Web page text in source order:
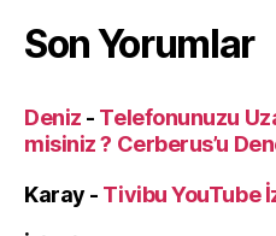
Son Yorumlar
Deniz - Telefonunuzu
misiniz ? Cerberus’u
Karay - Tivibu YouTube